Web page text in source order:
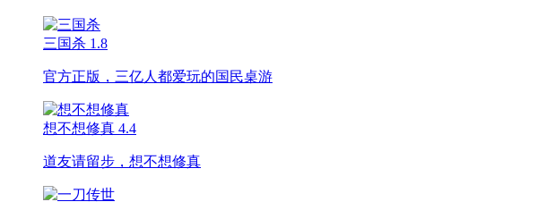
三国杀 1.8
官方正版，三亿人都爱玩的国民桌游
想不想修真 4.4
道友请留步，想不想修真